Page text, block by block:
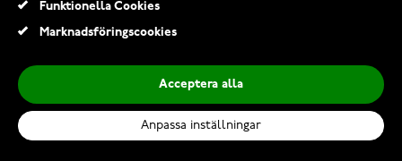
Funktionella Cookies
Marknadsföringscookies
Acceptera alla
Anpassa inställningar